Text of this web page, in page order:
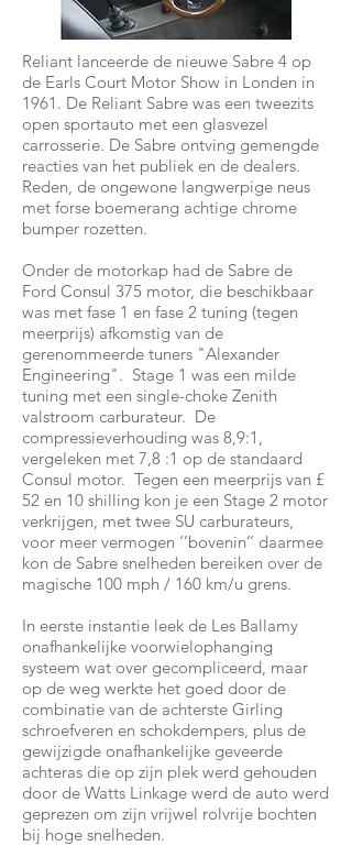
Reliant lanceerde de nieuwe Sabre 4 op
de Earls Court Motor Show in Londen in
1961. De Reliant Sabre was een tweezits
open sportauto met een glasvezel
carrosserie. De Sabre ontving gemengde
reacties van het publiek en de dealers.
Reden, de ongewone langwerpige neus
met forse boemerang achtige chrome
bumper rozetten.
Onder de motorkap had de Sabre de
Ford Consul 375 motor, die beschikbaar
was met fase 1 en fase 2 tuning (tegen
meerprijs) afkomstig van de
gerenommeerde tuners "Alexander
Engineering". Stage 1 was een milde
tuning met een single-choke Zenith
valstroom carburateur. De
compressieverhouding was 8,9:1,
vergeleken met 7,8 :1 op de standaard
Consul motor. Tegen een meerprijs van £
52 en 10 shilling kon je een Stage 2 motor
verkrijgen, met twee SU carburateurs,
voor meer vermogen ‘’bovenin’’ daarmee
kon de Sabre snelheden bereiken over de
magische 100 mph / 160 km/u grens.
In eerste instantie leek de Les Ballamy
onafhankelijke voorwielophanging
systeem wat over gecompliceerd, maar
op de weg werkte het goed door de
combinatie van de achterste Girling
schroefveren en schokdempers, plus de
gewijzigde onafhankelijke geveerde
achteras die op zijn plek werd gehouden
door de Watts Linkage werd de auto werd
geprezen om zijn vrijwel rolvrije bochten
bij hoge snelheden.